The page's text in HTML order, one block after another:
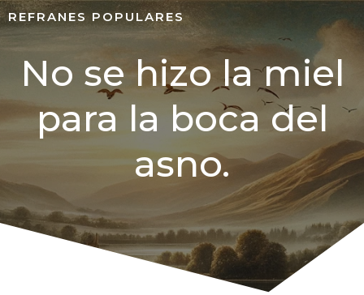
REFRANES POPULARES
No se hizo la miel
para la boca del
asno.